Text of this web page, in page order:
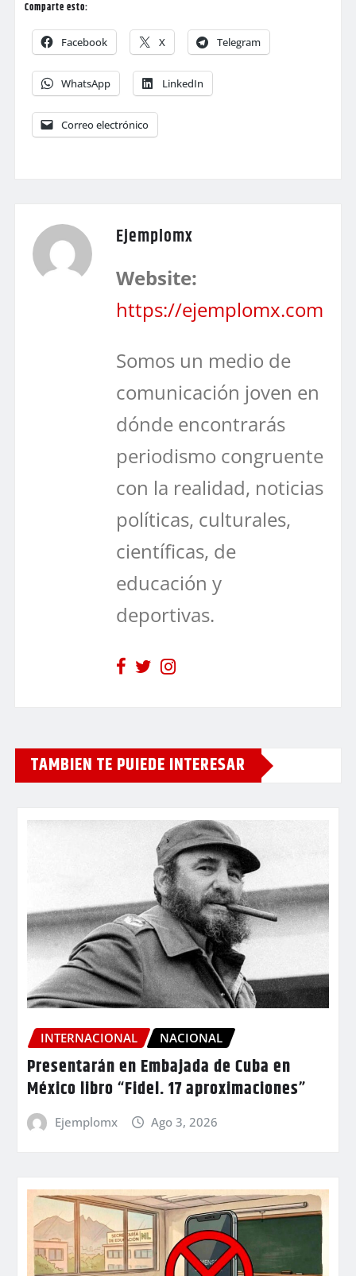
Comparte esto:
Facebook X Telegram
WhatsApp LinkedIn
Correo electrónico
Ejemplomx
Website:
https://ejemplomx.com
Somos un medio de
comunicación joven en
dónde encontrarás
periodismo congruente
con la realidad, noticias
políticas, culturales,
científicas, de
educación y
deportivas.
TAMBIEN TE PUIEDE INTERESAR
INTERNACIONAL NACIONAL
Presentarán en Embajada de Cuba en
México libro “Fidel. 17 aproximaciones”
Ejemplomx Ago 3, 2026